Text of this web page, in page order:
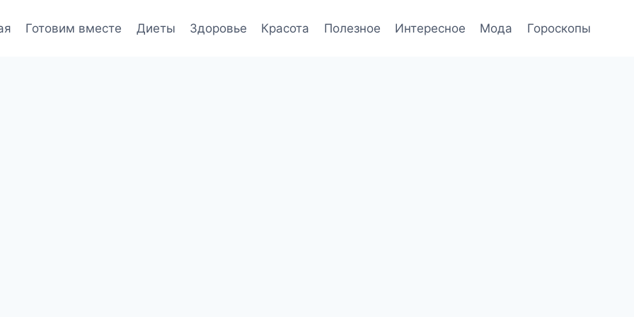
Готовим вместе Диеты Здоровье Красота Полезное Интересное Мода Гороскопы